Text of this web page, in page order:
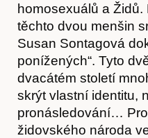
homosexuálů a
těchto dvou menšin
Susan Sontagová
ponížených“. Tyto
dvacátém století
skrýt vlastní identitu,
pronásledování…
židovského národa